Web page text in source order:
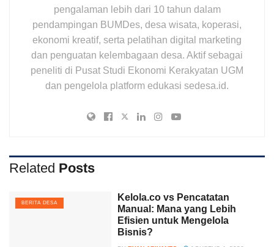
pengalaman lebih dari 10 tahun dalam
pendampingan BUMDes, desa wisata, koperasi,
ekonomi kreatif, serta pelatihan digital marketing
dan penguatan kelembagaan desa. Aktif sebagai
peneliti di Pusat Studi Ekonomi Kerakyatan UGM
dan pengelola platform edukasi sedesa.id.
Related Posts
BERITA DESA
Kelola.co vs Pencatatan
Manual: Mana yang Lebih
Efisien untuk Mengelola
Bisnis?